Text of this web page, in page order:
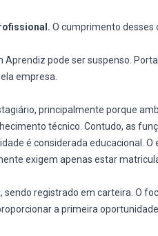
O cumprimento desses
pode ser suspenso.
empresa.
principalmente porque
técnico. Contudo, as
é considerada educacional. O
exigem apenas estar
registrado em carteira. O
a primeira